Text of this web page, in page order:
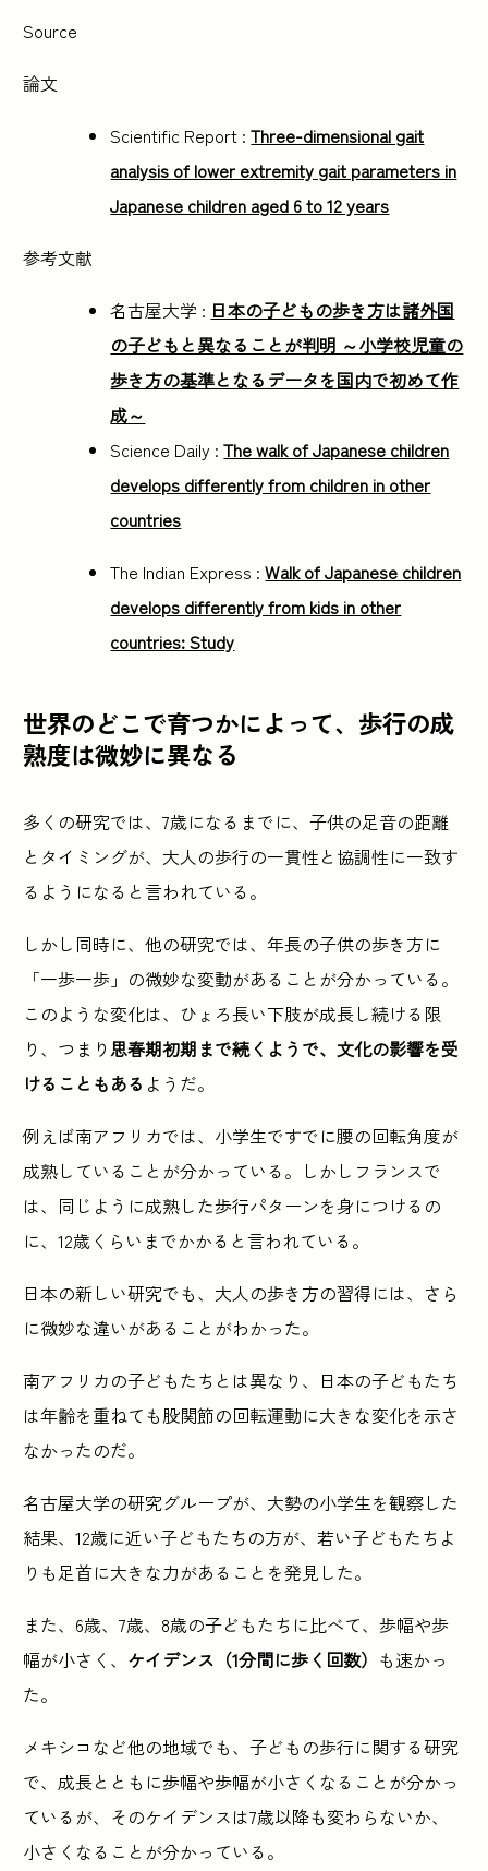
Source
論文
Scientific Report :Three-dimensional gait
analysis of lower extremity gait parameters in
Japanese children aged 6 to 12 years
参考文献
名古屋大学 : 日本の子どもの歩き方は諸外国
の子どもと異なることが判明 ～小学校児童の
歩き方の基準となるデータを国内で初めて作
成～
Science Daily :The walk of Japanese children
develops differently from children in other
countries
The Indian Express :Walk of Japanese children
develops differently from kids in other
countries: Study
世界のどこで育つかによって、歩行の成
熟度は微妙に異なる
多くの研究では、7歳になるまでに、子供の足音の距離
とタイミングが、大人の歩行の一貫性と協調性に一致す
るようになると言われている。
しかし同時に、他の研究では、年長の子供の歩き方に
「一歩一歩」の微妙な変動があることが分かっている。
このような変化は、ひょろ長い下肢が成長し続ける限
り、つまり思春期初期まで続くようで、文化の影響を受
けることもある ようだ。
例えば南アフリカでは、小学生ですでに腰の回転角度が
成熟していることが分かっている。しかしフランスで
は、同じように成熟した歩行パターンを身につけるの
に、12歳くらいまでかかると言われている。
日本の新しい研究でも、大人の歩き方の習得には、さら
に微妙な違いがあることがわかった。
南アフリカの子どもたちとは異なり、日本の子どもたち
は年齢を重ねても股関節の回転運動に大きな変化を示さ
なかったのだ。
名古屋大学の研究グループが、大勢の小学生を観察した
結果、12歳に近い子どもたちの方が、若い子どもたちよ
りも足首に大きな力があることを発見した。
また、6歳、7歳、8歳の子どもたちに比べて、歩幅や歩
幅が小さく、 ケイデンス（1分間に歩く回数） も速かっ
た。
メキシコなど他の地域でも、子どもの歩行に関する研究
で、成長とともに歩幅や歩幅が小さくなることが分かっ
ているが、そのケイデンスは7歳以降も変わらないか、
小さくなることが分かっている。